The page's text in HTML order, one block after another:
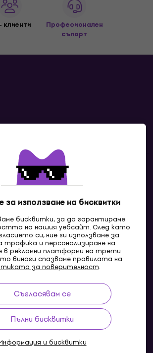
за използване на бисквитки
бисквитки, за да гарантираме
на нашия уебсайт. След като
си, ние ги използваме за
трафика и персонализиране на
в рекламни платформи на трети
винаги спазваме правилата на
за поверителност.
Съгласявам се
Пълни бисквитки
и бисквитки
клиенти
Професионален
съпорт
Контакти
MK